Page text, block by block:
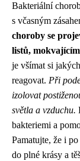
Bakteriální
s včasným
choroby se
listů,
je všímat si
reagovat. Při
izolovat
světla a vzduchu.
bakteriemi a
Pamatujte, že i
do plné krásy a